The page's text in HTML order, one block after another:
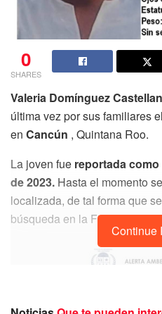
0
SHARES
Valeria Domínguez
última vez por sus familiares
en Cancún , Quintana Roo.
La joven fue reportada
de 2023. Hasta el momento
localizada, de tal forma que
búsqueda en la Fiscalía
Continue